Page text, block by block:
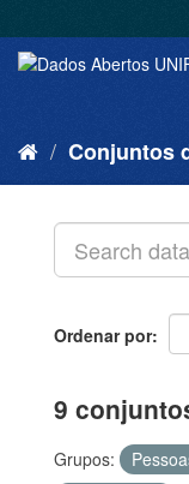
Conjuntos
Ordenar por
9
Grupos: